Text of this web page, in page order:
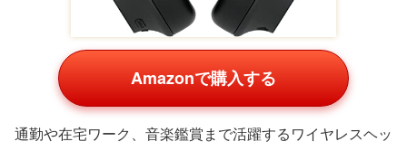
Amazonで購入する